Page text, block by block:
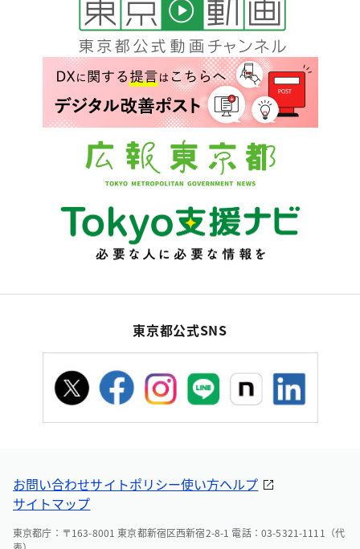
東京都公式SNS
お問い合わせサイトポリシー使い方ヘルプ
サイトマップ
東京都庁：〒163-8001 東京都新宿区西新宿2-8-1 電話：03-5321-1111（代